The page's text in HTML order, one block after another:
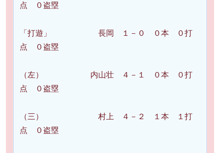
点 ０盗塁
「打遊」 長岡 １－０ ０本 ０打
点 ０盗塁
（左） 内山壮 ４－１ ０本 ０打
点 ０盗塁
（三） 村上 ４－２ １本 １打
点 ０盗塁